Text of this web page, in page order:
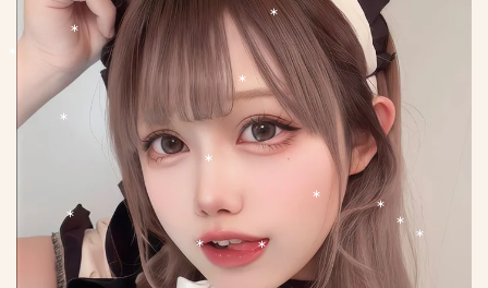
*
*
*
* *
*
*
*
*
*
*
*
*
*